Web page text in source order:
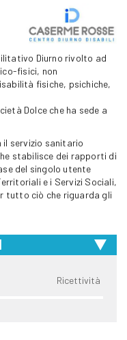
Diurno rivolto ad
fisici, non
fisiche, psichiche,
Dolce che ha sede a
servizio sanitario
stabilisce dei rapporti di
del singolo utente
e i Servizi Sociali,
tutto ciò che riguarda gli
Ricettività